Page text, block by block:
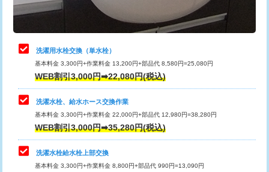
給水管工事※（ライニング鋼管・銅
管・ポリ管・HT管使用/3ｍまで)
44,000円
給水管工事※（ライニング鋼管・銅
管・ポリ管・HT管使用/3ｍ超え)
排水管工事（土の掘削・埋め戻し作
業）
排水管工事（排水管工事/3ｍまで） 55,000円
排水管工事（追加 排水管工事/3ｍ超
え）
理・調整・分解・加工など（軽作業）
止水・漏水調査・防水処理・清掃・修
理・調整・分解・加工など（中作業）
22,000円
止水・漏水調査・防水処理・清掃・修
理・調整・分解・加工など（重作業）
33,000円
キッチンタンク脱着
その他部品の脱着
交換・取付（タンク）
洗濯用水栓交換（単水栓）
基本料金 3,300円+作業料金 13,200円+部品代 8,580円=25,080円
WEB割引3,000円➡22,080円(税込)
洗濯水栓、給水ホース交換作業
基本料金 3,300円+作業料金 22,000円+部品代 12,980円=38,280円
WEB割引3,000円➡35,280円(税込)
洗濯水栓給水栓上部交換
基本料金 3,300円+作業料金 8,800円+部品代 990円=13,090円